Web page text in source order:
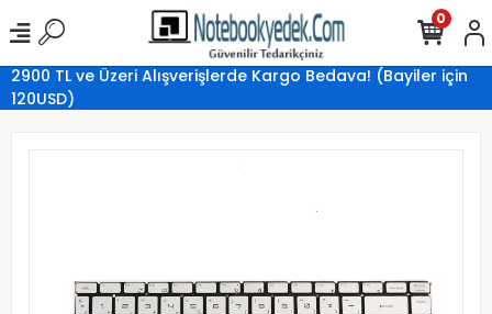
2900 TL ve Üzeri Alışverişlerde Kargo Bedava! (Bayiler için
120USD)
0